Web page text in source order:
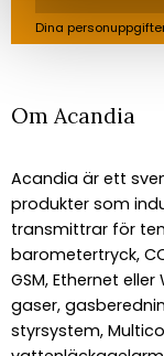
Dina
Om Acandia
Acandia är ett
produkter som
transmittrar för
barometertryck,
GSM, Ethernet
gaser,
styrsystem,